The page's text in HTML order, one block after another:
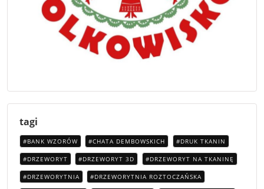
tagi
BANK WZORÓW CHATA DEMBOWSKICH DRUK TKANIN
DRZEWORYT DRZEWORYT 3D DRZEWORYT NA TKANINĘ
DRZEWORYTNIA DRZEWORYTNIA ROZTOCZAŃSKA